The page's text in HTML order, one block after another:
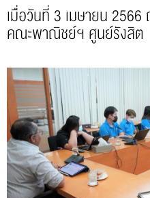
เมื่อวันที่ 3 เมษายน
คณะพาณิชย์ฯ ศูนย์รังสิต